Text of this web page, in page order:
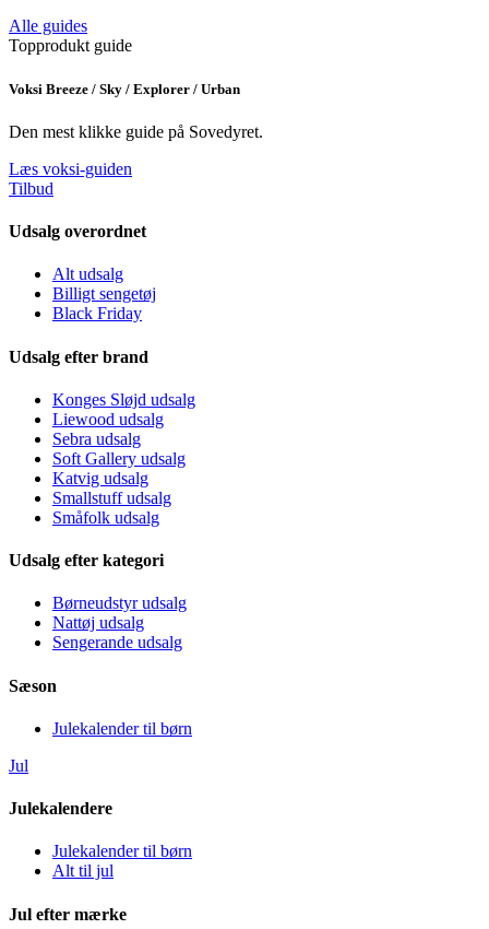
Alle guides
Topprodukt guide
Voksi Breeze / Sky / Explorer / Urban
Den mest klikke guide på Sovedyret.
Læs voksi-guiden
Tilbud
Udsalg overordnet
Alt udsalg
Billigt sengetøj
Black Friday
Udsalg efter brand
Konges Sløjd udsalg
Liewood udsalg
Sebra udsalg
Soft Gallery udsalg
Katvig udsalg
Smallstuff udsalg
Småfolk udsalg
Udsalg efter kategori
Børneudstyr udsalg
Nattøj udsalg
Sengerande udsalg
Sæson
Julekalender til børn
Jul
Julekalendere
Julekalender til børn
Alt til jul
Jul efter mærke